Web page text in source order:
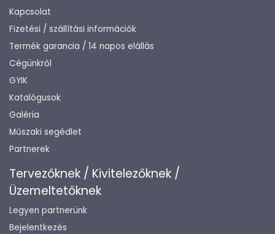
Kapcsolat
Fizetési / szállítási információk
Termék garancia / 14 napos elállás
Cégünkről
GYIK
Katalógusok
Galéria
Műszaki segédlet
Partnerek
Tervezőknek / Kivitelezőknek /
Üzemeltetőknek
Legyen partnerünk
Bejelentkezés